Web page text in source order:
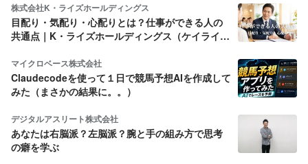
株式会社K・ライズホールディングス
目配り・気配り・心配りとは？仕事ができる人の
共通点｜K・ライズホールディングス（ケイライ
マイクロベース株式会社
Claudecodeを使って１日で競馬予想AIを作成して
みた（まさかの結果に。。）
デジタルアスリート株式会社
あなたは右脳派？左脳派？腕と手の組み方で思考
の癖を学ぶ